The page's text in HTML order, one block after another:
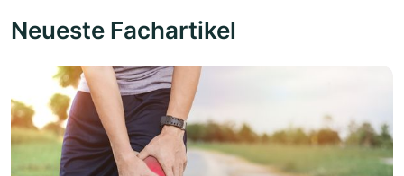
Neueste Fachartikel